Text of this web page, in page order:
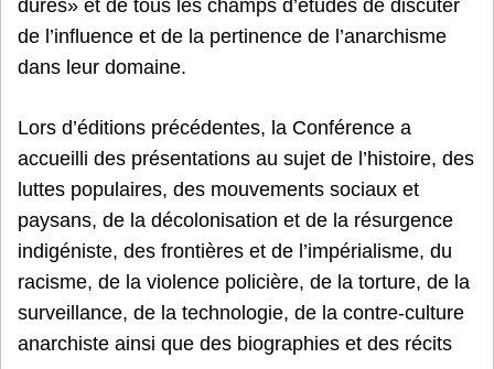
dures» et de tous les champs d’études de discuter
de l’influence et de la pertinence de l’anarchisme
dans leur domaine.
Lors d’éditions précédentes, la Conférence a
accueilli des présentations au sujet de l’histoire, des
luttes populaires, des mouvements sociaux et
paysans, de la décolonisation et de la résurgence
indigéniste, des frontières et de l’impérialisme, du
racisme, de la violence policière, de la torture, de la
surveillance, de la technologie, de la contre-culture
anarchiste ainsi que des biographies et des récits